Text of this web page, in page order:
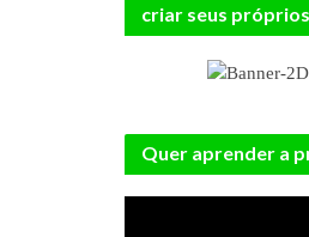
criar seus
Quer aprender a